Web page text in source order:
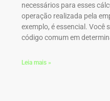
necessários para esses
operação realizada pela
exemplo, é essencial. Você
código comum em
Leia mais »